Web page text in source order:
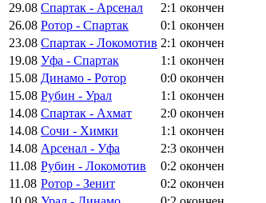
29.08 Спартак - Арсенал 2:1 окончен
26.08 Ротор - Спартак 0:1 окончен
23.08 Спартак - Локомотив 2:1 окончен
19.08 Уфа - Спартак 1:1 окончен
15.08 Динамо - Ротор 0:0 окончен
15.08 Рубин - Урал 1:1 окончен
14.08 Спартак - Ахмат 2:0 окончен
14.08 Сочи - Химки 1:1 окончен
14.08 Арсенал - Уфа 2:3 окончен
11.08 Рубин - Локомотив 0:2 окончен
11.08 Ротор - Зенит 0:2 окончен